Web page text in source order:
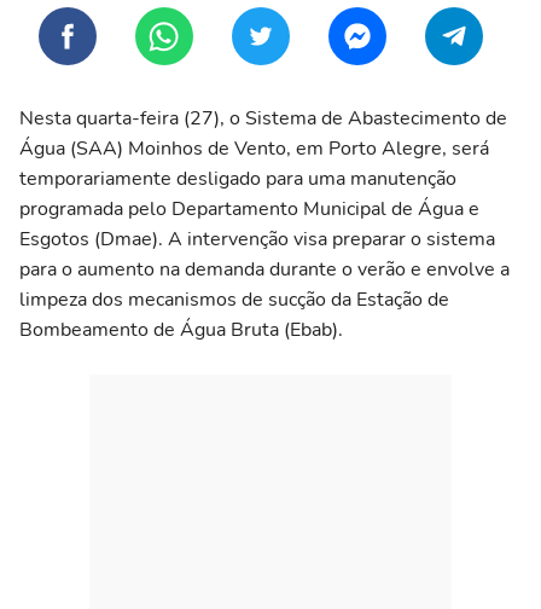
Nesta quarta-feira (27), o Sistema de Abastecimento de
Água (SAA) Moinhos de Vento, em Porto Alegre, será
temporariamente desligado para uma manutenção
programada pelo Departamento Municipal de Água e
Esgotos (Dmae). A intervenção visa preparar o sistema
para o aumento na demanda durante o verão e envolve a
limpeza dos mecanismos de sucção da Estação de
Bombeamento de Água Bruta (Ebab).